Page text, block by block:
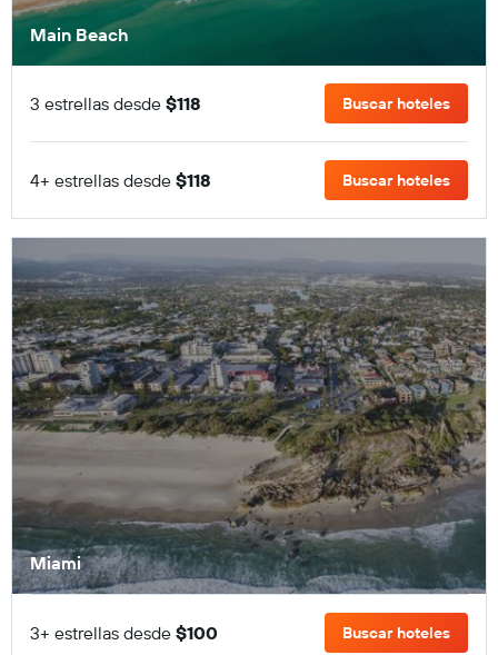
Main Beach
3 estrellas desde $118 Buscar hoteles
4+ estrellas desde $118 Buscar hoteles
Miami
3+ estrellas desde $100 Buscar hoteles